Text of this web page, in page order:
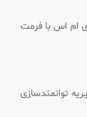
توانمندسازی ام اس با فرمت
1401 موسسه خیریه توانمندسازی